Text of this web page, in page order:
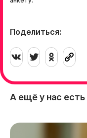
Поделиться:
А ещё у нас есть